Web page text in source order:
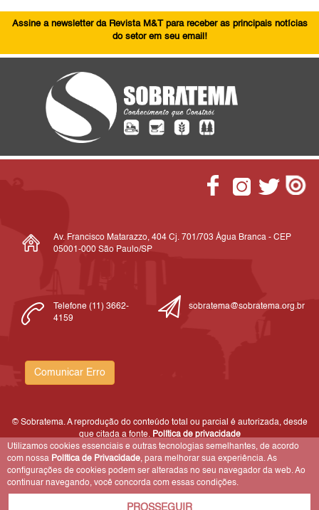
Assine a newsletter da Revista M&T para receber as principais notícias
do setor em seu email!
Av. Francisco Matarazzo, 404 Cj. 701/703 Água Branca - CEP
05001-000 São Paulo/SP
Telefone (11) 3662-
4159
sobratema@sobratema.org.br
Comunicar Erro
© Sobratema. A reprodução do conteúdo total ou parcial é autorizada, desde
que citada a fonte. Política de privacidade
Utilizamos cookies essenciais e outras tecnologias semelhantes, de acordo
com nossa Política de Privacidade, para melhorar sua experiência. As
configurações de cookies podem ser alteradas no seu navegador da web. Ao
continuar navegando, você concorda com essas condições.
PROSSEGUIR